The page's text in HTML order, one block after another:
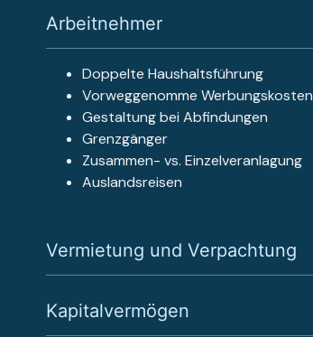
Arbeitnehmer
Doppelte Haushaltsführung
Vorweggenomme Werbungskosten
Gestaltung bei Abfindungen
Grenzgänger
Zusammen- vs. Einzelveranlagung
Auslandsreisen
Vermietung und Verpachtung
Kapitalvermögen